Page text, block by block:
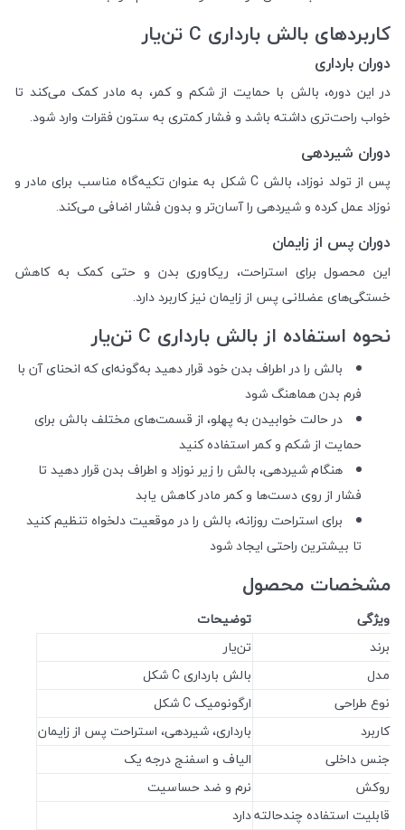
کاربردهای بالش بارداری C تن‌یار
دوران بارداری
در این دوره، بالش با حمایت از شکم و کمر، به مادر کمک می‌کند تا
خواب راحت‌تری داشته باشد و فشار کمتری به ستون فقرات وارد شود.
دوران شیردهی
پس از تولد نوزاد، بالش C شکل به عنوان تکیه‌گاه مناسب برای مادر و
نوزاد عمل کرده و شیردهی را آسان‌تر و بدون فشار اضافی می‌کند.
دوران پس از زایمان
این محصول برای استراحت، ریکاوری بدن و حتی کمک به کاهش
خستگی‌های عضلانی پس از زایمان نیز کاربرد دارد.
نحوه استفاده از بالش بارداری C تن‌یار
بالش را در اطراف بدن خود قرار دهید به‌گونه‌ای که انحنای آن با
فرم بدن هماهنگ شود
در حالت خوابیدن به پهلو، از قسمت‌های مختلف بالش برای
حمایت از شکم و کمر استفاده کنید
هنگام شیردهی، بالش را زیر نوزاد و اطراف بدن قرار دهید تا
فشار از روی دست‌ها و کمر مادر کاهش یابد
برای استراحت روزانه، بالش را در موقعیت دلخواه تنظیم کنید
تا بیشترین راحتی ایجاد شود
مشخصات محصول
ویژگی
توضیحات
برند
تن‌یار
مدل
بالش بارداری C شکل
نوع طراحی
ارگونومیک C شکل
کاربرد
بارداری، شیردهی، استراحت پس از زایمان
جنس داخلی
الیاف و اسفنج درجه یک
روکش
نرم و ضد حساسیت
قابلیت استفاده چندحالتهدارد